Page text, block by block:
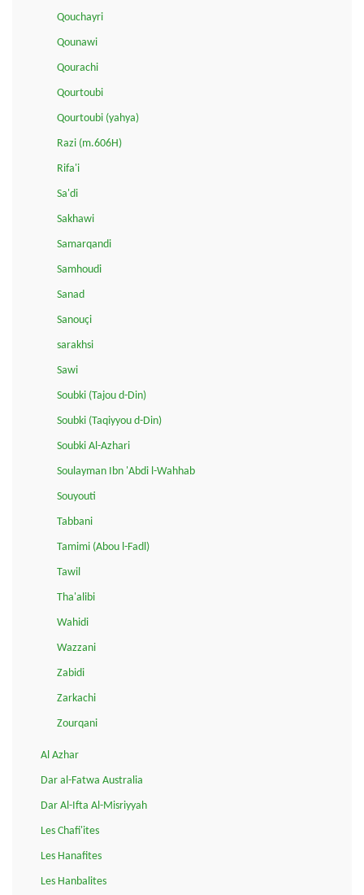
Qouchayri
Qounawi
Qourachi
Qourtoubi
Qourtoubi (yahya)
Razi (m.606H)
Rifa'i
Sa'di
Sakhawi
Samarqandi
Samhoudi
Sanad
Sanouçi
sarakhsi
Sawi
Soubki (Tajou d-Din)
Soubki (Taqiyyou d-Din)
Soubki Al-Azhari
Soulayman Ibn 'Abdi l-Wahhab
Souyouti
Tabbani
Tamimi (Abou l-Fadl)
Tawil
Tha'alibi
Wahidi
Wazzani
Zabidi
Zarkachi
Zourqani
Al Azhar
Dar al-Fatwa Australia
Dar Al-Ifta Al-Misriyyah
Les Chafi'ites
Les Hanafites
Les Hanbalites